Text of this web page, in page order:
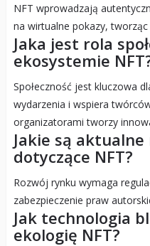
NFT wprowadzają
na wirtualne pokazy,
Jaka jest rola
ekosystemie
Społeczność jest kluczowa
wydarzenia i wspiera
organizatorami tworzy
Jakie są
dotyczące NFT?
Rozwój rynku wymaga
zabezpieczenie praw
Jak technologia
ekologię NFT?